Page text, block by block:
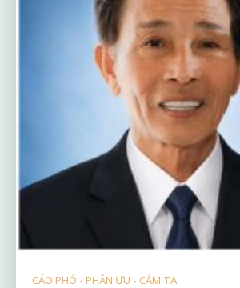
CÁO PHÓ - PHÂN ƯU - CẢM TẠ